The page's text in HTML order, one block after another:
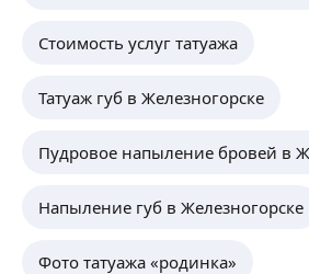
Стоимость услуг татуажа
Татуаж губ в Железногорске
Пудровое напыление бровей в
Напыление губ в Железногорске
Фото татуажа «родинка»